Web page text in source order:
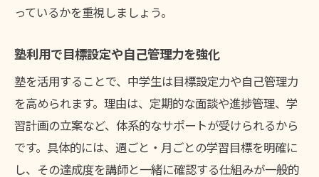
っているかを重視しましょう。
塾利用で目標設定や自己管理力を強化
塾を活用することで、中学生は目標設定力や自己管理力
を高められます。理由は、定期的な面談や進捗管理、学
習計画の立案など、体系的なサポートが受けられるから
です。具体的には、週ごと・月ごとの学習目標を明確に
し、その達成度を講師と一緒に確認する仕組みが一般的